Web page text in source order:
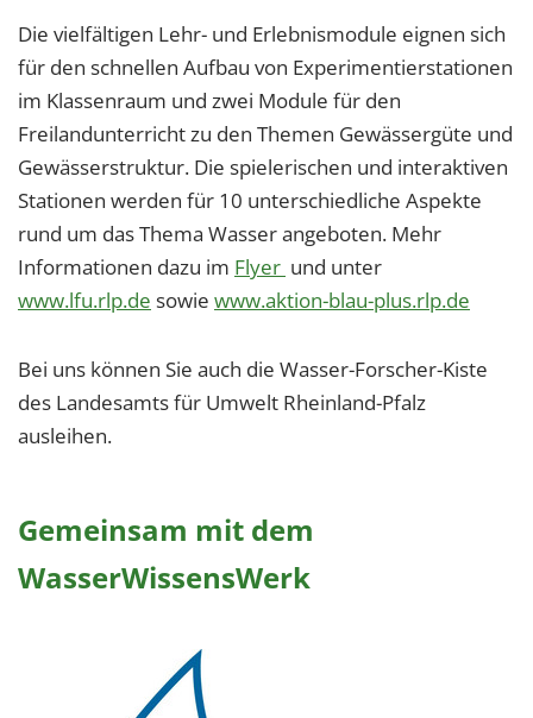
Die vielfältigen Lehr- und Erlebnismodule eignen sich
für den schnellen Aufbau von Experimentierstationen
im Klassenraum und zwei Module für den
Freilandunterricht zu den Themen Gewässergüte und
Gewässerstruktur. Die spielerischen und interaktiven
Stationen werden für 10 unterschiedliche Aspekte
rund um das Thema Wasser angeboten. Mehr
Informationen dazu im Flyer und unter
www.lfu.rlp.de sowie www.aktion-blau-plus.rlp.de
Bei uns können Sie auch die Wasser-Forscher-Kiste
des Landesamts für Umwelt Rheinland-Pfalz
ausleihen.
Gemeinsam mit dem
WasserWissensWerk